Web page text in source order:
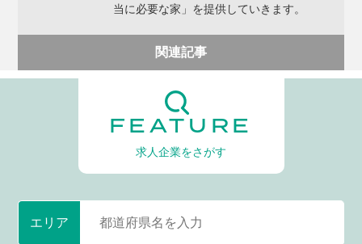
当に必要な家」を提供していきます。
関連記事
FEATURE
求人企業をさがす
エリア